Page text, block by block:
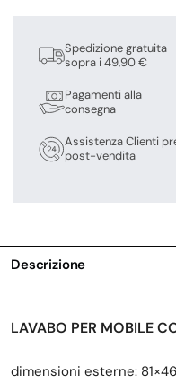
Spedizione gratuita
sopra i 49,90 €
Pagamenti alla
consegna
Assistenza Clienti
post-vendita
Descrizione
LAVABO PER MOBILE
dimensioni esterne: